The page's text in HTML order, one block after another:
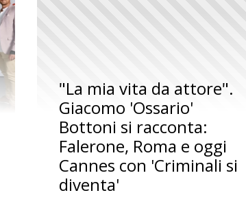
"La mia vita da attore".
Giacomo 'Ossario'
Bottoni si racconta:
Falerone, Roma e oggi
Cannes con 'Criminali si
diventa'